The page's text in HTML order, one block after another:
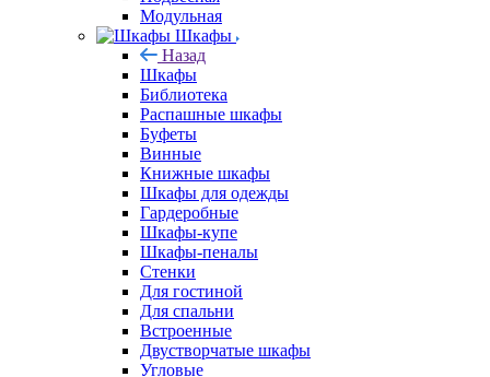
Модульная
Шкафы
Назад
Шкафы
Библиотека
Распашные шкафы
Буфеты
Винные
Книжные шкафы
Шкафы для одежды
Гардеробные
Шкафы-купе
Шкафы-пеналы
Стенки
Для гостиной
Для спальни
Встроенные
Двустворчатые шкафы
Угловые